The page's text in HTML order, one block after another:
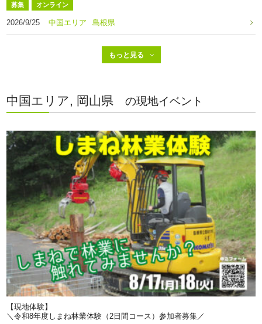
募集 オンライン
2026/9/25 中国エリア 島根県
中国エリア, 岡山県 の現地イベント
【現地体験】
＼令和8年度しまね林業体験（2日間コース）参加者募集／